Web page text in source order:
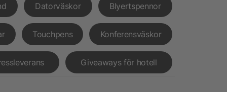
Datorväskor Blyertspennor
Touchpens Konferensväskor
Giveaways för hotell